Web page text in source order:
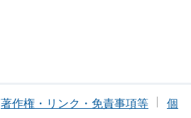
著作権・リンク・免責事項等
個